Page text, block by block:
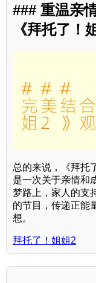
### 重温亲
《拜托了！
总的来说，《拜托
是一次关于亲情和
梦路上，家人的支
的节目，传递正能
想。
拜托了！姐姐2